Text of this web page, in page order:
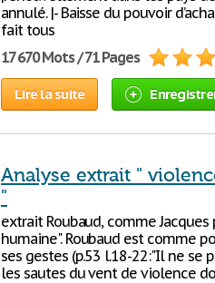
annulé. |- Baisse du pouvoir
fait tous
17 670 Mots / 71 Pages
Lire la suite
Analyse extrait "
"
extrait Roubaud, comme
humaine". Roubaud est comme
ses gestes (p.53 l.18-22:"Il ne
les sautes du vent de violence